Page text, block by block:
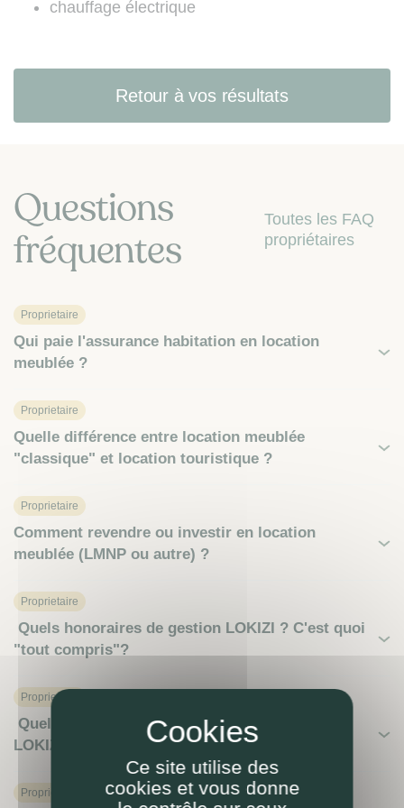
chauffage électrique
Retour à vos résultats
Questions
fréquentes
Toutes les FAQ
propriétaires
Proprietaire
Qui paie l'assurance habitation en location
meublée ?
Proprietaire
Quelle différence entre location meublée
"classique" et location touristique ?
Proprietaire
Comment revendre ou investir en location
meublée (LMNP ou autre) ?
Proprietaire
Quels honoraires de gestion LOKIZI ? C'est quoi
"tout compris"?
Proprietaire
Quelles villes pour une location meublée avec
LOKIZI ?
Proprietaire
Ce site utilise des
cookies et vous donne